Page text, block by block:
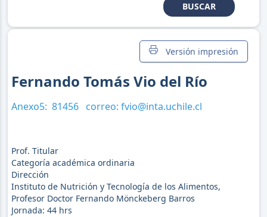
BUSCAR
Versión impresión
Fernando Tomás Vio del Río
Anexo5: 81456 correo: fvio@inta.uchile.cl
Prof. Titular
Categoría académica ordinaria
Dirección
Instituto de Nutrición y Tecnología de los Alimentos,
Profesor Doctor Fernando Mönckeberg Barros
Jornada: 44hrs